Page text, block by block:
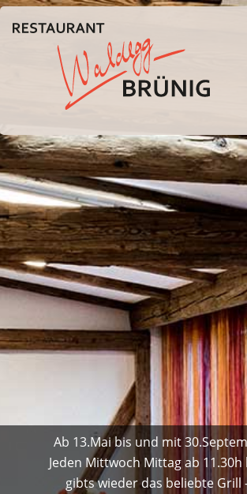
Ab 13.Mai bis und mit
Jeden Mittwoch Mittag ab 11.30h
gibts wieder das beliebte Grill